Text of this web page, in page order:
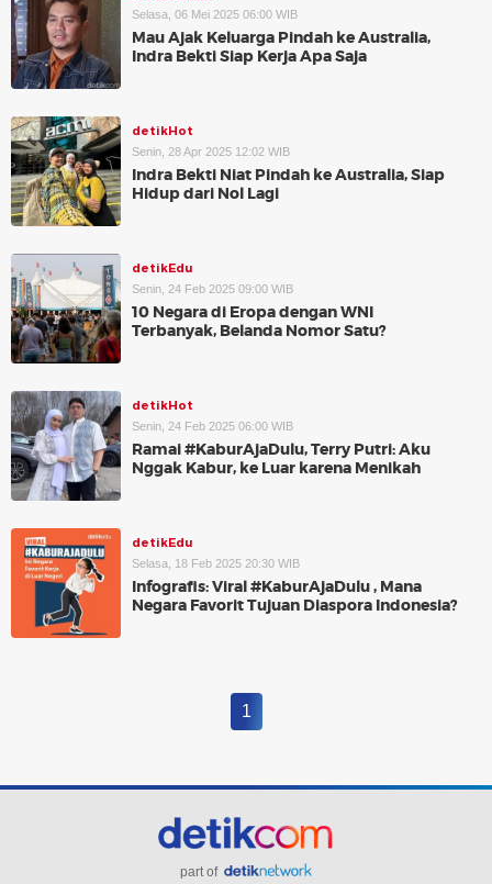
Selasa, 06 Mei 2025 06:00 WIB
Mau Ajak Keluarga Pindah ke Australia,
Indra Bekti Siap Kerja Apa Saja
detikHot
Senin, 28 Apr 2025 12:02 WIB
Indra Bekti Niat Pindah ke Australia, Siap
Hidup dari Nol Lagi
detikEdu
Senin, 24 Feb 2025 09:00 WIB
10 Negara di Eropa dengan WNI
Terbanyak, Belanda Nomor Satu?
detikHot
Senin, 24 Feb 2025 06:00 WIB
Ramai #KaburAjaDulu, Terry Putri: Aku
Nggak Kabur, ke Luar karena Menikah
detikEdu
Selasa, 18 Feb 2025 20:30 WIB
Infografis: Viral #KaburAjaDulu , Mana
Negara Favorit Tujuan Diaspora Indonesia?
1
part of